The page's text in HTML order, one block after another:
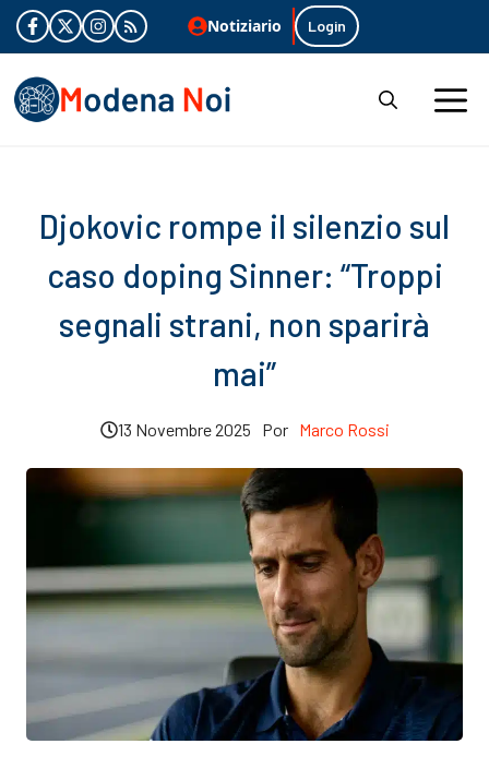
Vai
al
contenuto
Notiziario Login
Djokovic rompe il silenzio sul
caso doping Sinner: “Troppi
segnali strani, non sparirà
mai”
13 Novembre 2025 Por Marco Rossi